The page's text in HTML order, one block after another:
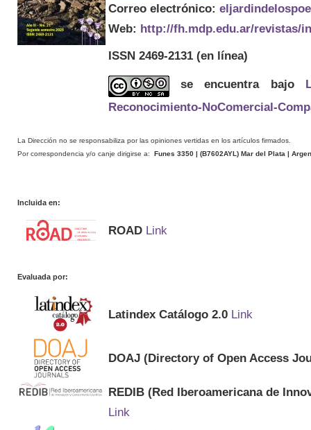
Correo electrónico:
Web: http://fh.mdp.edu.ar/revistas/
ISSN 2469-2131 (en línea)
se encuentra bajo
Reconocimiento-NoComercial-
La Dirección no se responsabiliza por las opiniones vertidas en los artículos firmados.
Por correspondencia y/o canje dirigirse a: Funes 3350 | (B7602AYL ) Mar del Plata |
Incluida en:
ROAD Link
Evaluada por:
Latindex Catálogo 2.0 Link
DOAJ (Directory of Open Access
REDIB (Red Iberoamericana de
Link